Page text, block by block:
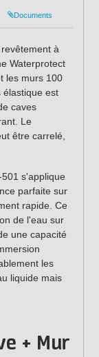
Documents
à
Waterprotect
les murs 100
élastique est
caves
Le
être carrelé,
s'applique
parfaite sur
rapide. Ce
de l'eau sur
une capacité
les
liquide mais
+ Mur